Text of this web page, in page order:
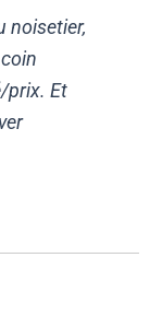
noisetier,
prix. Et